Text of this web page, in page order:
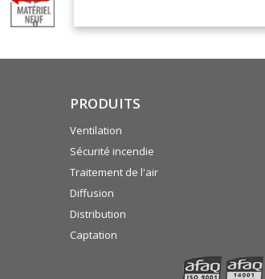
0
PRODUITS
Ventilation
Sécurité incendie
Traitement de l'air
Diffusion
Distribution
Captation